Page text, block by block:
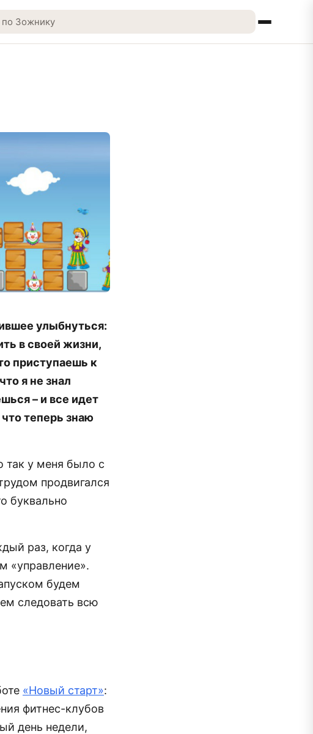
улыбнуться:
в своей жизни,
приступаешь к
я не знал
– и все идет
теперь знаю
так у меня было с
продвигался
буквально
раз, когда у
«управление».
будем
следовать всю
«Новый старт»:
фитнес-клубов
день недели,